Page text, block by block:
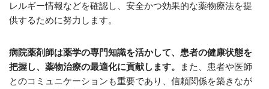
レルギー情報などを確認し、安全かつ効果的な薬物療法を提
供するために努力します。
病院薬剤師は薬学の専門知識を活かして、患者の健康状態を
把握し、薬物治療の最適化に貢献します。
また、患者や医師
とのコミュニケーションも重要であり、信頼関係を築きなが